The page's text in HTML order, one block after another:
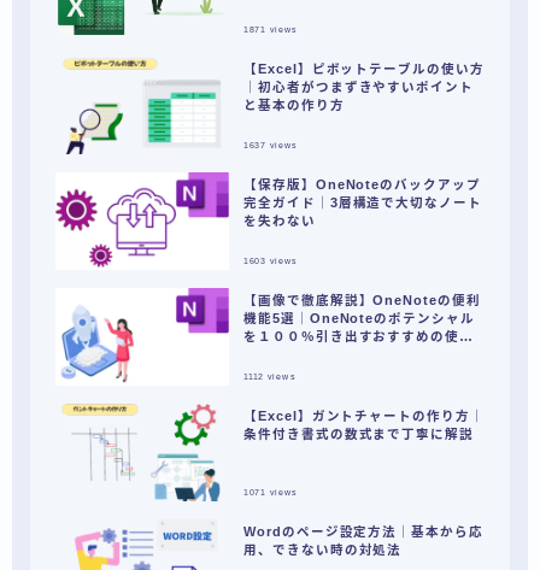
1871 views
【Excel】ピボットテーブルの使い方
｜初心者がつまずきやすいポイント
と基本の作り方
1637 views
【保存版】OneNoteのバックアップ
完全ガイド｜3層構造で大切なノート
を失わない
1603 views
【画像で徹底解説】OneNoteの便利
機能5選｜OneNoteのポテンシャル
を１００％引き出すおすすめの使い
1112 views
【Excel】ガントチャートの作り方｜
条件付き書式の数式まで丁寧に解説
1071 views
Wordのページ設定方法｜基本から応
用、できない時の対処法